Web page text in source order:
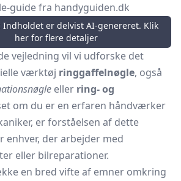
guide fra handyguiden.dk
Indholdet er delvist AI-genereret. Klik
her for flere detaljer
vejledning vil vi udforske det
værktøj ringgaffelnøgle, også
eller ring- og
om du er en erfaren håndværker
er forståelsen af dette
enhver, der arbejder med
eller bilreparationer.
en bred vifte af emner omkring